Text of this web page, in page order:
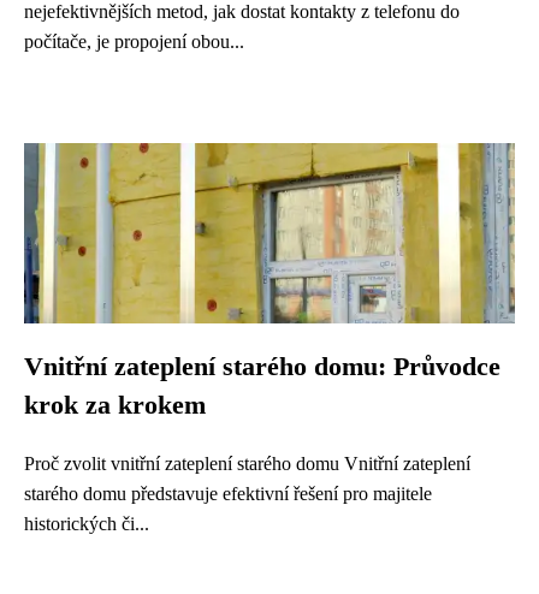
nejefektivnějších metod, jak dostat kontakty z telefonu do
počítače, je propojení obou...
Vnitřní zateplení starého domu: Průvodce
krok za krokem
Proč zvolit vnitřní zateplení starého domu Vnitřní zateplení
starého domu představuje efektivní řešení pro majitele
historických či...